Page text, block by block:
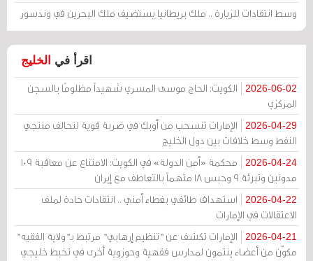
وسط انتقادات للزيارة .. ملك بريطانيا يستضيف ملك البحرين في وندسور
اقرأ في الخليج
2026-06-02
الكويت: الحاج موسى المسري شهيداً مظلومًا بالسجن
المركزي
2026-04-29
الإمارات تنسحب من أوبك في ضربة قوية لتحالف منتجي
النفط وسط خلافات بين دول الخليج
2026-04-24
محكمة «أمن الدولة» في الكويت: الامتناع عن معاقبة 109
مدونين وتبرئة 9 وحبس 18 متهماً بالتعاطف مع إيران
2026-04-22
استهداف طائفي بغطاء أمني .. انتقادات حادة لملف
الاعتقالات في الإمارات
2026-04-21
الإمارات تكشف عن "تنظيم إرهابي" مرتبط بـ"ولاية الفقيه"
مكوّن من أعضاء ينتمون لمدارس فقهية وحوزوية أخرى في تخبط خليجي